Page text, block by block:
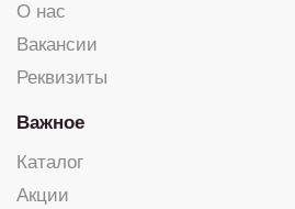
О нас
Вакансии
Реквизиты
Важное
Каталог
Акции